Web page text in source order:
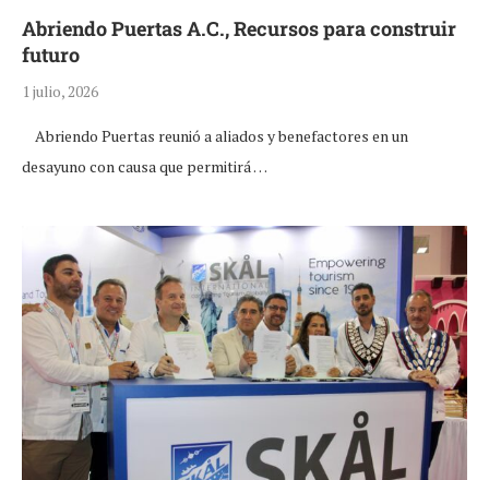
Abriendo Puertas A.C., Recursos para construir
futuro
1 julio, 2026
Abriendo Puertas reunió a aliados y benefactores en un
desayuno con causa que permitirá …